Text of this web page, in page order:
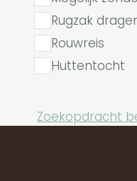
Rugzak
Rouwreis
Huttentocht
Zoekopdracht